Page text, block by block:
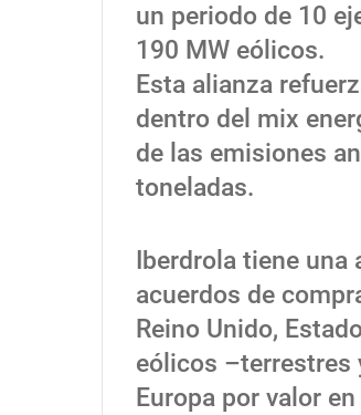
un periodo de 10
190 MW eólicos.
Esta alianza
dentro del mix
de las emisiones
toneladas.
Iberdrola tiene una
acuerdos de
Reino Unido,
eólicos –terrestres
Europa por valor